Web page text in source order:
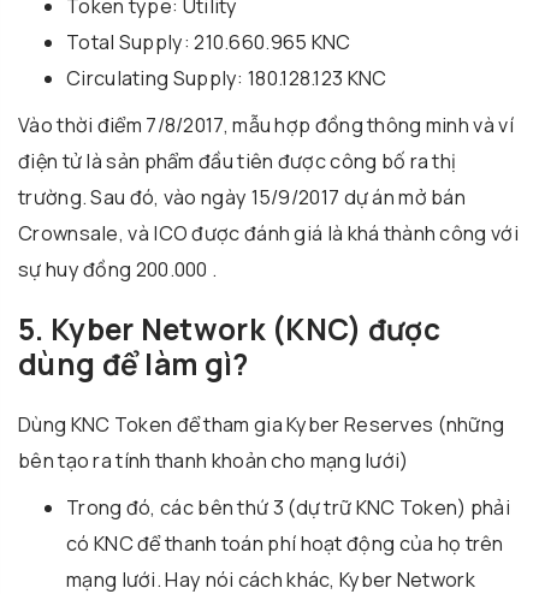
Token type: Utility
Total Supply: 210.660.965 KNC
Circulating Supply: 180.128.123 KNC
Vào thời điểm 7/8/2017, mẫu hợp đồng thông minh và ví
điện tử là sản phẩm đầu tiên được công bố ra thị
trường. Sau đó, vào ngày 15/9/2017 dự án mở bán
Crownsale, và ICO được đánh giá là khá thành công với
sự huy đồng 200.000 .
5. Kyber Network (KNC) được
dùng để làm gì?
Dùng KNC Token để tham gia Kyber Reserves (những
bên tạo ra tính thanh khoản cho mạng lưới)
Trong đó, các bên thứ 3 (dự trữ KNC Token) phải
có KNC để thanh toán phí hoạt động của họ trên
mạng lưới. Hay nói cách khác, Kyber Network